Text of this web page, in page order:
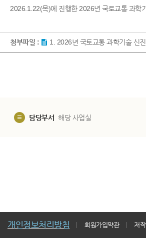
2026.1.22(목)에 진행한 2026년 국토교통 과학
첨부파일 : 1. 2026년 국토교통 과학기술 신
담당부서 해당 사업실
개인정보처리방침 회원가입약관 저